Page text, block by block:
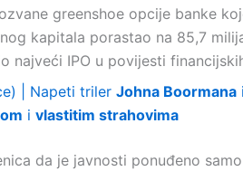
greenshoe opcije banke
kapitala porastao na 85,7
najveći IPO u povijesti
| Napeti triler Johna Boormana
i vlastitim strahovima
da je javnosti ponuđeno